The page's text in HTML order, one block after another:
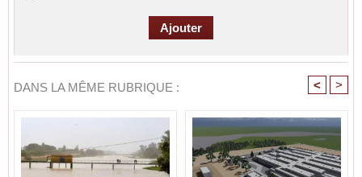
DANS LA MÊME RUBRIQUE : < >